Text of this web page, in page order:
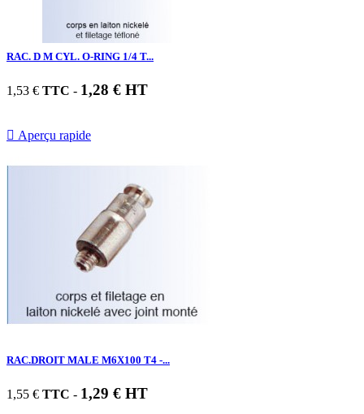
RAC. D M CYL. O-RING 1/4 T...
1,53 € TTC - 1,28 € HT
 Aperçu rapide
RAC.DROIT MALE M6X100 T4 -...
1,55 € TTC - 1,29 € HT